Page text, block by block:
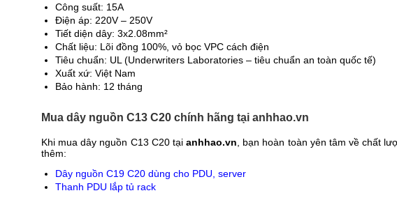
Công suất: 15A
Điện áp: 220V – 250V
Tiết diện dây: 3x2.08mm²
Chất liệu: Lõi đồng 100%, vỏ bọc VPC cách điện
Tiêu chuẩn: UL (Underwriters Laboratories – tiêu chuẩn an toàn quốc tế)
Xuất xứ: Việt Nam
Bảo hành: 12 tháng
Mua dây nguồn C13 C20 chính hãng tại anhhao.vn
Khi mua dây nguồn C13 C20 tạianhhao.vn , bạn hoàn toàn yên tâm về chất
thêm:
Dây nguồn C19 C20 dùng cho PDU, server
Thanh PDU lắp tủ rack